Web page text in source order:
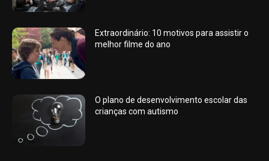
Extraordinário: 10 motivos para assistir o
melhor filme do ano
O plano de desenvolvimento escolar das
crianças com autismo